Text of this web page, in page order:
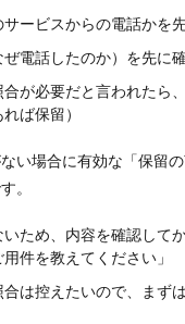
サービスからの電話かを
電話したのか）を先に
が必要だと言われたら
ば保留）
い場合に有効な「保留
。
いため、内容を確認して
件を教えてください」
合は控えたいので、まず